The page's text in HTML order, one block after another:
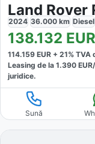
Land Rover
2024 36.000 km Diesel
138.132 EUR
114.159 EUR + 21% TVA
Leasing de la 1.390
juridice.
Sună